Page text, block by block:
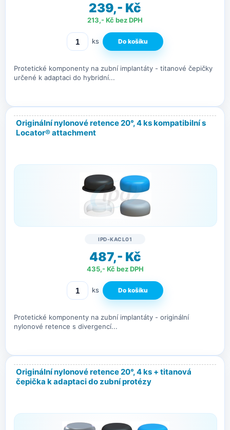
239,- Kč
213,- Kč bez DPH
ks
Protetické komponenty na zubní implantáty - titanové čepičky
určené k adaptaci do hybridní...
Originální nylonové retence 20°, 4 ks kompatibilní s
Locator® attachment
IPD-KACL01
487,- Kč
435,- Kč bez DPH
ks
Protetické komponenty na zubní implantáty - originální
nylonové retence s divergencí...
Originální nylonové retence 20°, 4 ks + titanová
čepička k adaptaci do zubní protézy